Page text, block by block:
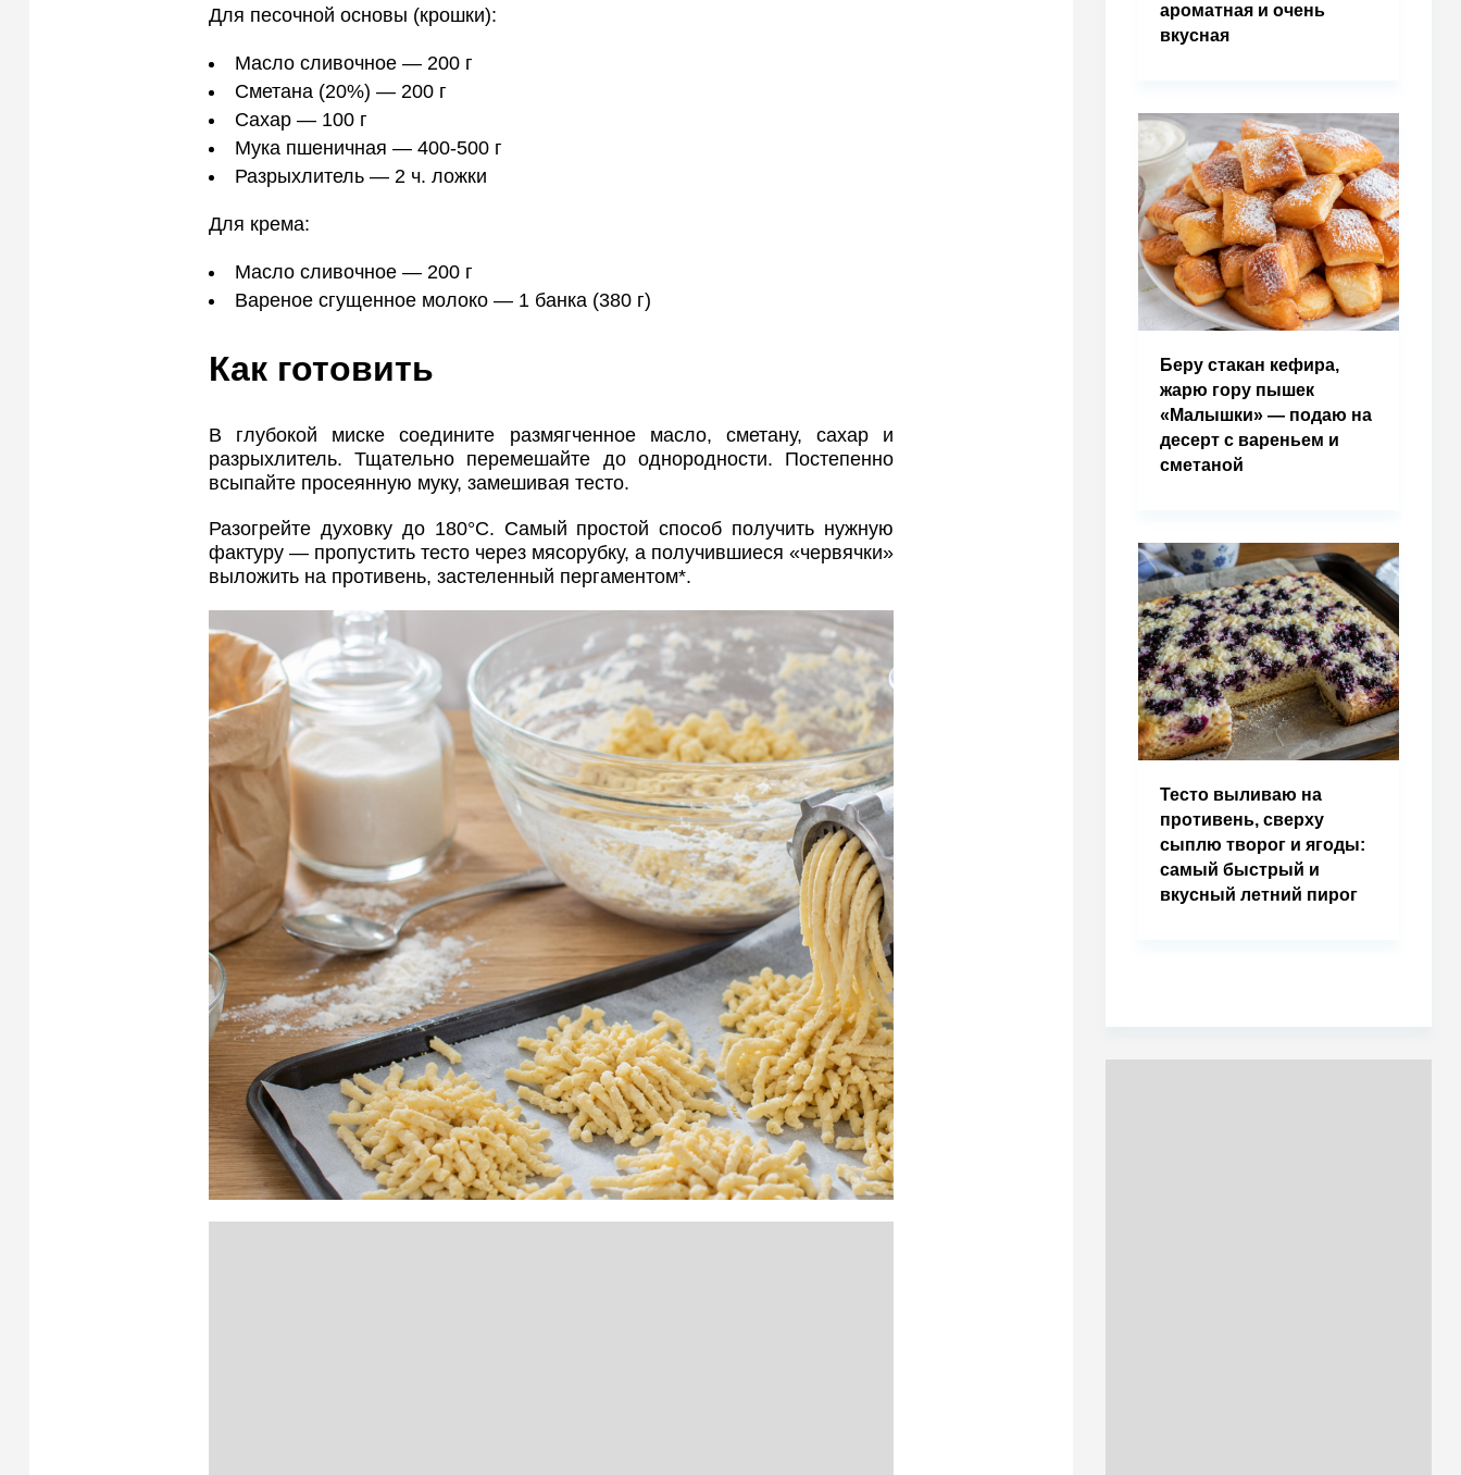
Для песочной основы (крошки):
Масло сливочное — 200 г
Сметана (20%) — 200 г
Сахар — 100 г
Мука пшеничная — 400-500 г
Разрыхлитель — 2 ч. ложки
Для крема:
Масло сливочное — 200 г
Вареное сгущенное молоко — 1 банка (380 г)
Как готовить
В глубокой миске соедините размягченное масло, сметану, сахар и
разрыхлитель. Тщательно перемешайте до однородности. Постепенно
всыпайте просеянную муку, замешивая тесто.
Разогрейте духовку до 180°C. Самый простой способ получить нужную
фактуру — пропустить тесто через мясорубку, а получившиеся «червячки»
выложить на противень, застеленный пергаментом*.
ароматная и очень
вкусная
Беру стакан кефира,
жарю гору пышек
«Малышки» — подаю на
десерт с вареньем и
сметаной
Тесто выливаю на
противень, сверху
сыплю творог и ягоды:
самый быстрый и
вкусный летний пирог